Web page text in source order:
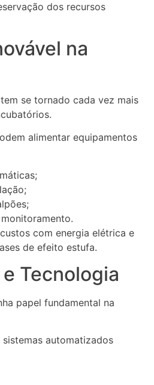
dos recursos
na
se tornado cada vez mais
alimentar equipamentos
com energia elétrica e
de efeito estufa.
Tecnologia
papel fundamental na
automatizados